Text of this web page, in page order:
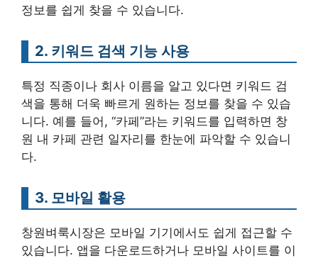
정보를 쉽게 찾을 수 있습니다.
2. 키워드 검색 기능 사용
특정 직종이나 회사 이름을 알고 있다면 키워드 검
색을 통해 더욱 빠르게 원하는 정보를 찾을 수 있습
니다. 예를 들어, “카페”라는 키워드를 입력하면 창
원 내 카페 관련 일자리를 한눈에 파악할 수 있습니
다.
3. 모바일 활용
창원벼룩시장은 모바일 기기에서도 쉽게 접근할 수
있습니다. 앱을 다운로드하거나 모바일 사이트를 이